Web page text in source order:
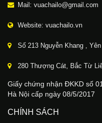
Mail: vuachailo@gmail.com
Website: vuachailo.vn
Số 213 Nguyễn Khang ,
280 Thượng Cát, Bắc Từ
Giấy chứng nhận ĐKKD số
Hà Nội cấp ngày 08/5/2017
CHÍNH SÁCH